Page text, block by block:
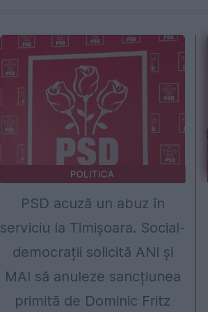
POLITICA
PSD acuză un abuz în
serviciu la Timișoara. Social-
democrații solicită ANI și
MAI să anuleze sancțiunea
primită de Dominic Fritz